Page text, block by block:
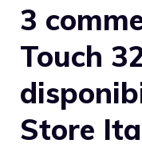
3
Touch
Store